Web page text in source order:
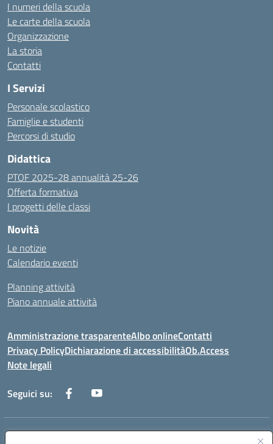
I numeri della scuola
Le carte della scuola
Organizzazione
La storia
Contatti
I Servizi
Personale scolastico
Famiglie e studenti
Percorsi di studio
Didattica
PTOF 2025-28 annualità 25-26
Offerta formativa
I progetti delle classi
Novità
Le notizie
Calendario eventi
Planning attività
Piano annuale attività
Amministrazione trasparenteAlbo onlineContatti
Privacy PolicyDichiarazione di accessibilitàOb.Access
Note legali
Seguici su:
Indirizzo: